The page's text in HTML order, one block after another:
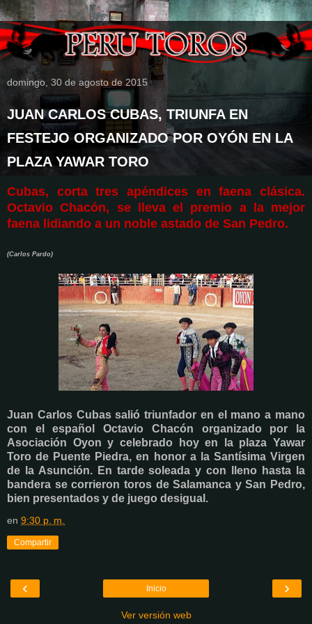
domingo, 30 de agosto de 2015
JUAN CARLOS CUBAS, TRIUNFA EN
FESTEJO ORGANIZADO POR OYÓN EN LA
PLAZA YAWAR TORO
Cubas, corta tres apéndices en faena clásica.
Octavio Chacón, se lleva el premio a la mejor
faena lidiando a un noble astado de San Pedro.
(Carlos Pardo)
Juan Carlos Cubas salió triunfador en el mano a mano
con el español Octavio Chacón organizado por la
Asociación Oyon y celebrado hoy en la plaza Yawar
Toro de Puente Piedra, en honor a la Santísima Virgen
de la Asunción. En tarde soleada y con lleno hasta la
bandera se corrieron toros de Salamanca y San Pedro,
bien presentados y de juego desigual.
en 9:30 p. m.
Compartir
‹ ›
Inicio
Ver versión web